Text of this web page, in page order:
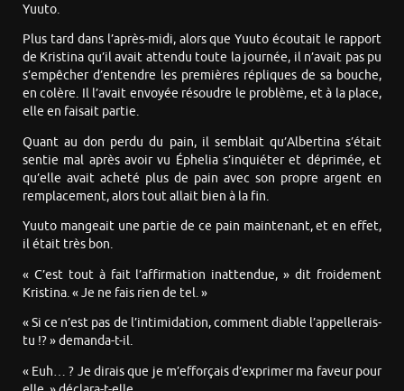
Yuuto.
Plus tard dans l’après-midi, alors que Yuuto écoutait le rapport
de Kristina qu’il avait attendu toute la journée, il n’avait pas pu
s’empêcher d’entendre les premières répliques de sa bouche,
en colère. Il l’avait envoyée résoudre le problème, et à la place,
elle en faisait partie.
Quant au don perdu du pain, il semblait qu’Albertina s’était
sentie mal après avoir vu Éphelia s’inquiéter et déprimée, et
qu’elle avait acheté plus de pain avec son propre argent en
remplacement, alors tout allait bien à la fin.
Yuuto mangeait une partie de ce pain maintenant, et en effet,
il était très bon.
« C’est tout à fait l’affirmation inattendue, » dit froidement
Kristina. « Je ne fais rien de tel. »
« Si ce n’est pas de l’intimidation, comment diable l’appellerais-
tu !? » demanda-t-il.
« Euh… ? Je dirais que je m’efforçais d’exprimer ma faveur pour